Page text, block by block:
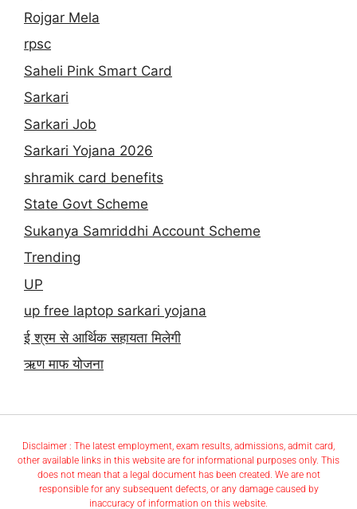
Rojgar Mela
rpsc
Saheli Pink Smart Card
Sarkari
Sarkari Job
Sarkari Yojana 2026
shramik card benefits
State Govt Scheme
Sukanya Samriddhi Account Scheme
Trending
UP
up free laptop sarkari yojana
ई श्रम से आर्थिक सहायता मिलेगी
ऋण माफ योजना
Disclaimer : The latest employment, exam results, admissions, admit card,
other available links in this website are for informational purposes only. This
does not mean that a legal document has been created. We are not
responsible for any subsequent defects, or any damage caused by
inaccuracy of information on this website.